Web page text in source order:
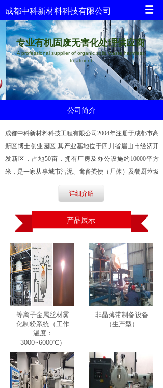
成都中科新材料科技有限公司
专业有机固废无害化处理供应商
A professional supplier of organic solid waste harmless
treatment
公司简介
成都中科新材料科技工程有限公司2004年注册于成都市高
新区博士创业园区,其产业基地位于四川省眉山市经济开
发新区，占地50亩，拥有厂房及办公设施约10000平方
米，是一家从事城市污泥、禽畜粪便（尸体）及餐厨垃圾
详细介绍
产品展示
等离子金属丝材雾
化制粉系统（工作
温度：
3000~6000℃）
非晶薄带制备设备
（生产型）